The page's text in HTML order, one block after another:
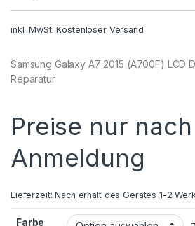
inkl. MwSt. Kostenloser Versand
Samsung Galaxy A7 2015 (A700F) LCD
Reparatur
Preise nur nach
Anmeldung
Lieferzeit:Nach erhalt des Gerätes 1-2
Farbe